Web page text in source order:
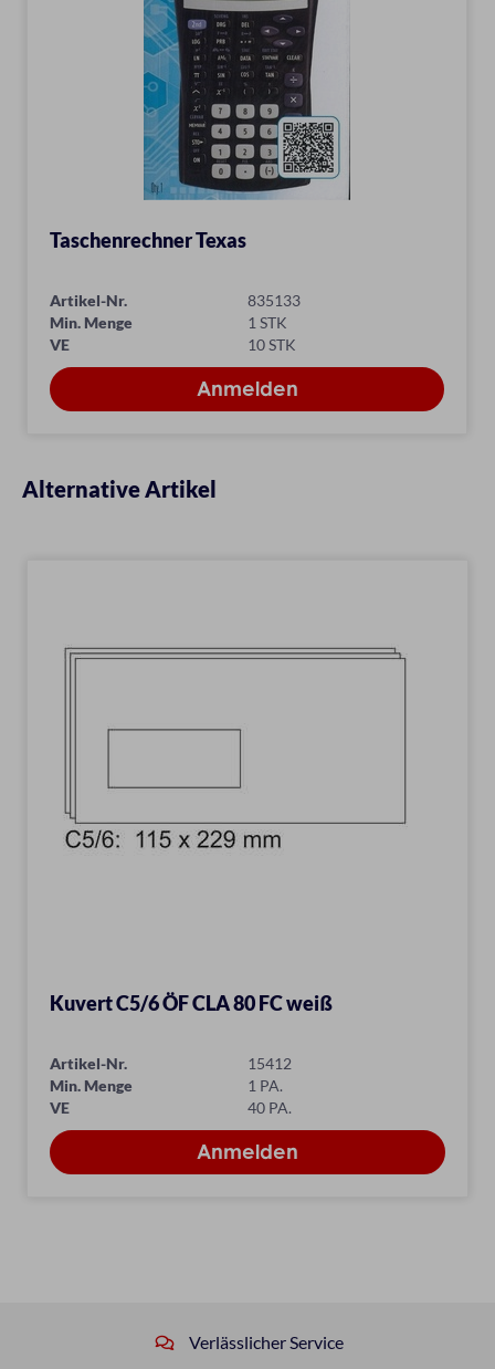
Taschenrechner Texas
Artikel-Nr.
835133
Min. Menge
1 STK
VE
10 STK
Alternative Artikel
Kuvert C5/6 ÖF CLA 80 FC weiß
Artikel-Nr.
15412
Min. Menge
1 PA.
VE
40 PA.
Verlässlicher Service